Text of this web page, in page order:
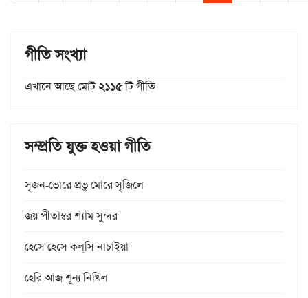
গীতি সংখ্যা
এখানে আছে মোট২১১৫টি গীতি
সম্প্রতি যুক্ত হওয়া গীতি
সৃজন-ভোরে প্রভু মোরে সৃজিলে
জয় পীতাম্বর শ্যাম সুন্দর
হেসে হেসে কল্‌সি নাচাইয়া
হেরি আজ শূন্য নিখিল